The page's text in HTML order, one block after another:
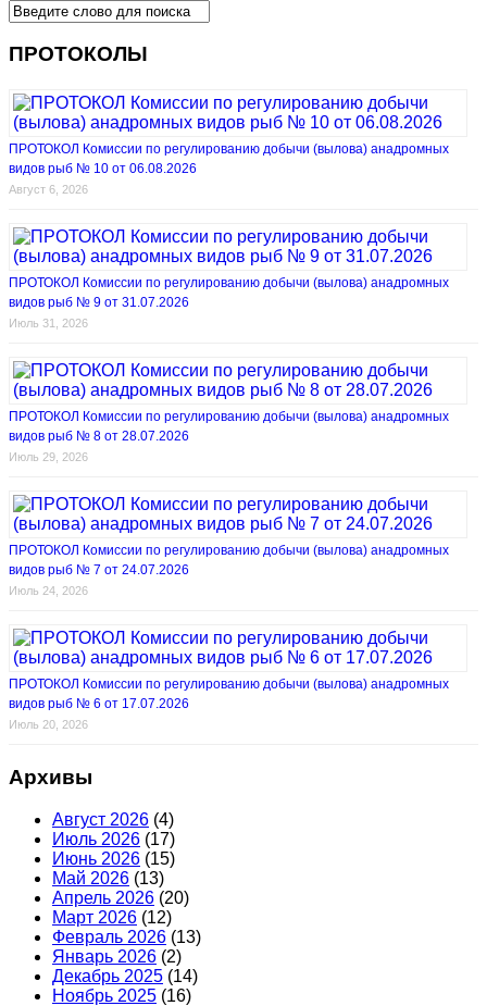
ПРОТОКОЛЫ
ПРОТОКОЛ Комиссии по регулированию добычи (вылова) анадромных
видов рыб № 10 от 06.08.2026
Август 6, 2026
ПРОТОКОЛ Комиссии по регулированию добычи (вылова) анадромных
видов рыб № 9 от 31.07.2026
Июль 31, 2026
ПРОТОКОЛ Комиссии по регулированию добычи (вылова) анадромных
видов рыб № 8 от 28.07.2026
Июль 29, 2026
ПРОТОКОЛ Комиссии по регулированию добычи (вылова) анадромных
видов рыб № 7 от 24.07.2026
Июль 24, 2026
ПРОТОКОЛ Комиссии по регулированию добычи (вылова) анадромных
видов рыб № 6 от 17.07.2026
Июль 20, 2026
Архивы
Август 2026 (4)
Июль 2026 (17)
Июнь 2026 (15)
Май 2026 (13)
Апрель 2026 (20)
Март 2026 (12)
Февраль 2026 (13)
Январь 2026 (2)
Декабрь 2025 (14)
Ноябрь 2025 (16)